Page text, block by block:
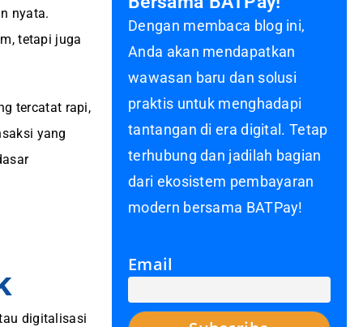
nyata.
tetapi juga
tercatat rapi,
yang
digitalisasi
Dengan membaca blog ini,
Anda akan mendapatkan
wawasan baru dan solusi
praktis untuk menghadapi
tantangan di era digital. Tetap
terhubung dan jadilah bagian
dari ekosistem pembayaran
modern bersama BATPay!
Email